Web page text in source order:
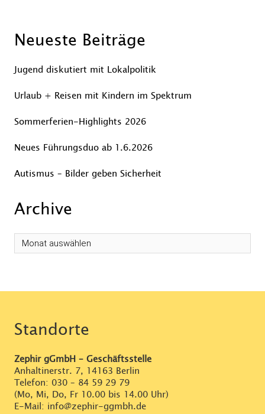
Neueste Beiträge
Jugend diskutiert mit Lokalpolitik
Urlaub + Reisen mit Kindern im Spektrum
Sommerferien-Highlights 2026
Neues Führungsduo ab 1.6.2026
Autismus – Bilder geben Sicherheit
Archive
Archive
Standorte
Zephir gGmbH – Geschäftsstelle
Anhaltinerstr. 7, 14163 Berlin
Telefon: 030 – 84 59 29 79
(Mo, Mi, Do, Fr 10.00 bis 14.00 Uhr)
E-Mail: info@zephir-ggmbh.de